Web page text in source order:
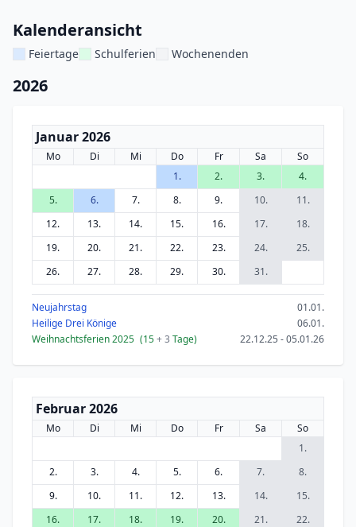
Kalenderansicht
Feiertage Schulferien Wochenenden
2026
Januar 2026
Mo Di Mi Do Fr Sa
So
1.
2. 3.
4.
5.
6. 7. 8. 9. 10.
11.
12.
13. 14. 15. 16. 17.
18.
19.
20. 21. 22. 23. 24.
25.
26.
27. 28. 29. 30. 31.
Neujahrstag
01.01.
Heilige Drei Könige
06.01.
Weihnachtsferien 2025 (15+ 3 Tage) 22.12.25 - 05.01.26
Februar 2026
Mo Di Mi Do Fr Sa
So
1.
2.
3. 4. 5. 6. 7.
8.
9.
10. 11. 12. 13. 14.
15.
16.
17. 18. 19. 20. 21.
22.